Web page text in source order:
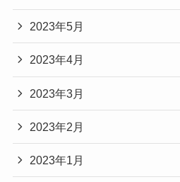
2023年5月
2023年4月
2023年3月
2023年2月
2023年1月